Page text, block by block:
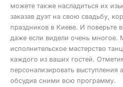
можете также насладиться их
заказав дуэт на свою свадьбу,
праздников в Киеве. И поверьте
даже если видели очень многое.
исполнительское мастерство
каждого из ваших гостей.
персонализировать выступления
обсудив сними всю программу.